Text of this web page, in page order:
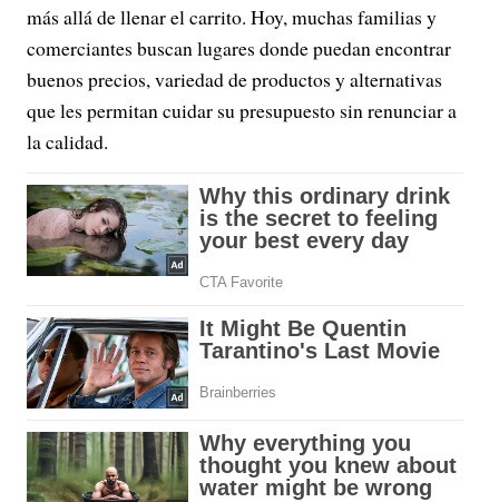
más allá de llenar el carrito. Hoy, muchas familias y
comerciantes buscan lugares donde puedan encontrar
buenos precios, variedad de productos y alternativas
que les permitan cuidar su presupuesto sin renunciar a
la calidad.